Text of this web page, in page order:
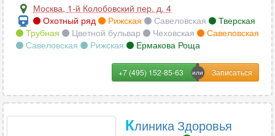
Москва, 1-й Колобовский пер. д. 4
Охотный ряд
Рижская Савеловская
Тверская
Трубная
Цветной бульвар Чеховская
Савеловская
Савеловская
Рижская Ермакова Роща
+7 (495) 152-85-63
Клиника Здоровья